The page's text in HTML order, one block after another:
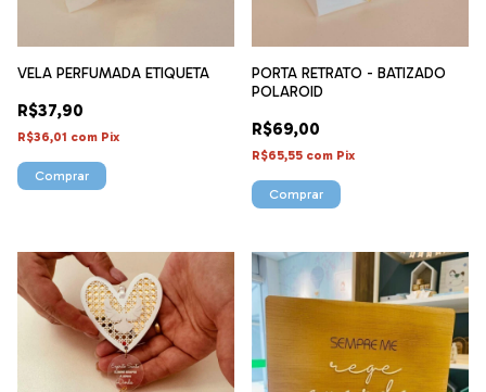
VELA PERFUMADA ETIQUETA
R$37,90
R$36,01 com Pix
PORTA RETRATO - BATIZADO
POLAROID
R$69,00
R$65,55 com Pix
Comprar